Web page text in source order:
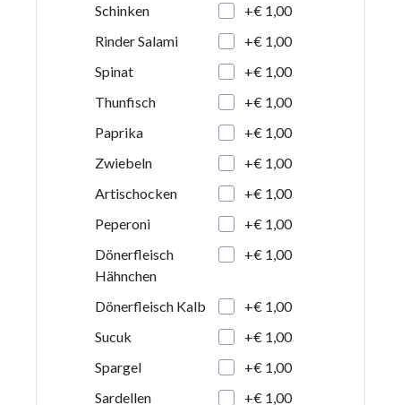
Schinken
+€ 1,00
Rinder Salami
+€ 1,00
Spinat
+€ 1,00
Thunfisch
+€ 1,00
Paprika
+€ 1,00
Zwiebeln
+€ 1,00
Artischocken
+€ 1,00
Peperoni
+€ 1,00
Dönerfleisch
Hähnchen
+€ 1,00
Dönerfleisch Kalb
+€ 1,00
Sucuk
+€ 1,00
Spargel
+€ 1,00
Sardellen
+€ 1,00